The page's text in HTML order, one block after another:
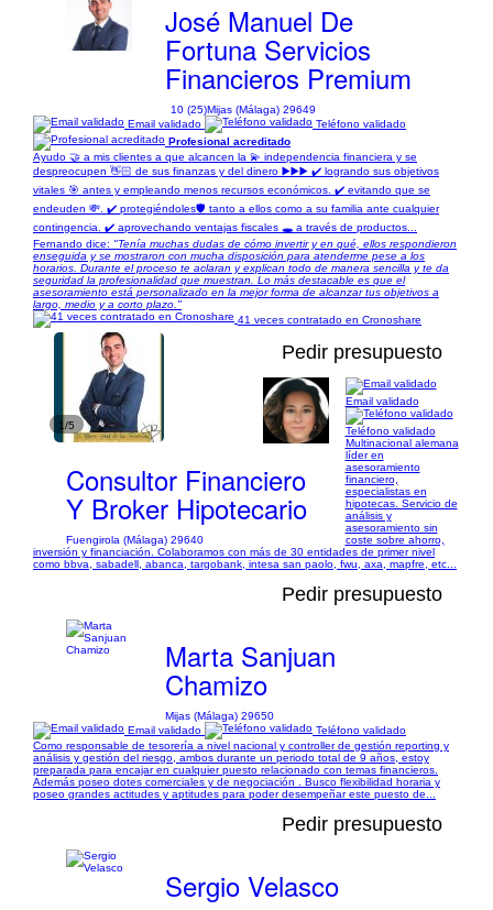
José Manuel De
Fortuna Servicios
Financieros Premium
10 (25)Mijas (Málaga) 29649
Email validado
Teléfono validado
Profesional acreditado
Ayudo 🤝 a mis clientes a que alcancen la 💫 independencia financiera y se
despreocupen 👋🏻 de sus finanzas y del dinero ▶️▶️▶️ ✔️ logrando sus objetivos
vitales 🎯 antes y empleando menos recursos económicos. ✔️ evitando que se
endeuden 💸. ✔️ protegiéndoles🛡️ tanto a ellos como a su familia ante cualquier
contingencia. ✔️ aprovechando ventajas fiscales 🕳️ a través de productos...
Fernando dice: "Tenía muchas dudas de cómo invertir y en qué, ellos respondieron
enseguida y se mostraron con mucha disposición para atenderme pese a los
horarios. Durante el proceso te aclaran y explican todo de manera sencilla y te da
seguridad la profesionalidad que muestran. Lo más destacable es que el
asesoramiento está personalizado en la mejor forma de alcanzar tus objetivos a
largo, medio y a corto plazo."
41 veces contratado en Cronoshare
1/5
Pedir presupuesto
Consultor Financiero
Y Broker Hipotecario
Fuengirola (Málaga) 29640
Email validado
Teléfono validado
Multinacional alemana
líder en
asesoramiento
financiero,
especialistas en
hipotecas. Servicio de
análisis y
asesoramiento sin
coste sobre ahorro,
inversión y financiación. Colaboramos con más de 30 entidades de primer nivel
como bbva, sabadell, abanca, targobank, intesa san paolo, fwu, axa, mapfre, etc...
Pedir presupuesto
Marta Sanjuan
Chamizo
Mijas (Málaga) 29650
Email validado
Teléfono validado
Como responsable de tesorería a nivel nacional y controller de gestión reporting y
análisis y gestión del riesgo, ambos durante un periodo total de 9 años, estoy
preparada para encajar en cualquier puesto relacionado con temas financieros.
Además poseo dotes comerciales y de negociación . Busco flexibilidad horaria y
poseo grandes actitudes y aptitudes para poder desempeñar este puesto de...
Pedir presupuesto
Sergio Velasco